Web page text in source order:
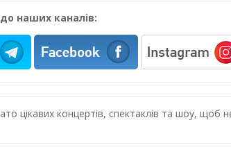
наших каналів:
цікавих концертів, спектаклів та шоу,